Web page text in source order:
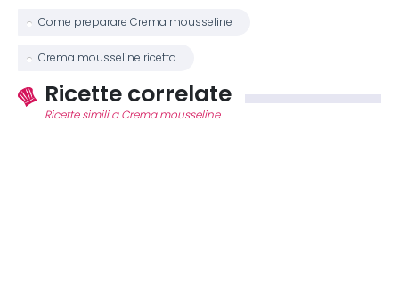
Come preparare Crema mousseline
Crema mousseline ricetta
Ricette correlate
Ricette simili a Crema mousseline